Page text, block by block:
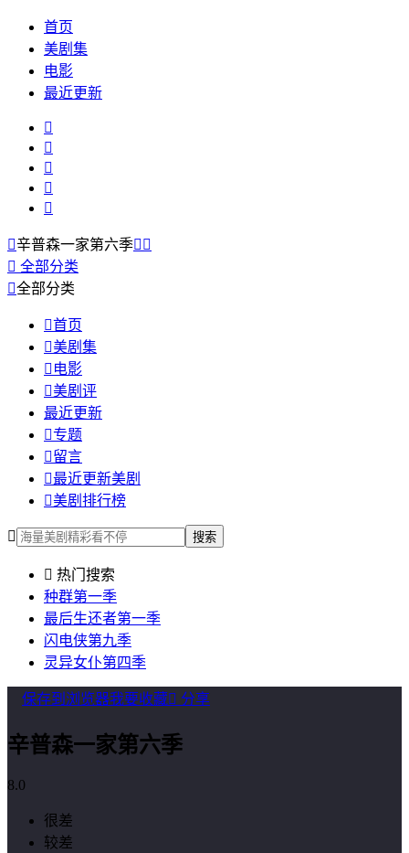
首页
美剧集
电影
最近更新





辛普森一家第六季 
 全部分类
全部分类
首页
美剧集
 电影
美剧评
最近更新
专题
留言
最近更新美剧
美剧排行榜
 搜索
 热门搜索
种群第一季
最后生还者第一季
闪电侠第九季
灵异女仆第四季
保存到浏览器我要收藏 分享
辛普森一家第六季
8.0
很差
较差